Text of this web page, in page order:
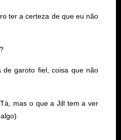
ter a certeza de que eu não
garoto fiel, coisa que não
mas o que a Jill tem a ver